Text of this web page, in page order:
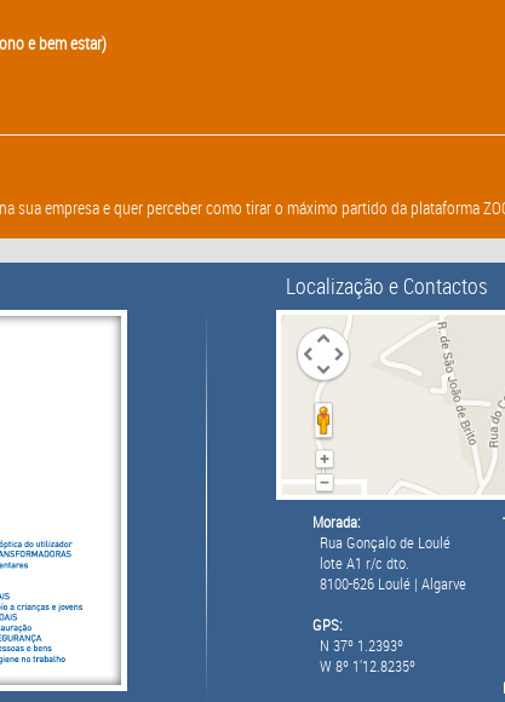
e bem estar)
sua empresa e quer perceber como tirar o máximo partido da plataforma
Localização e Contactos
Morada:
Rua Gonçalo de Loulé
lote A1 r/c dto.
8100-626 Loulé | Algarve
GPS:
N 37º 1.2393º
W 8º 1'12.8235º